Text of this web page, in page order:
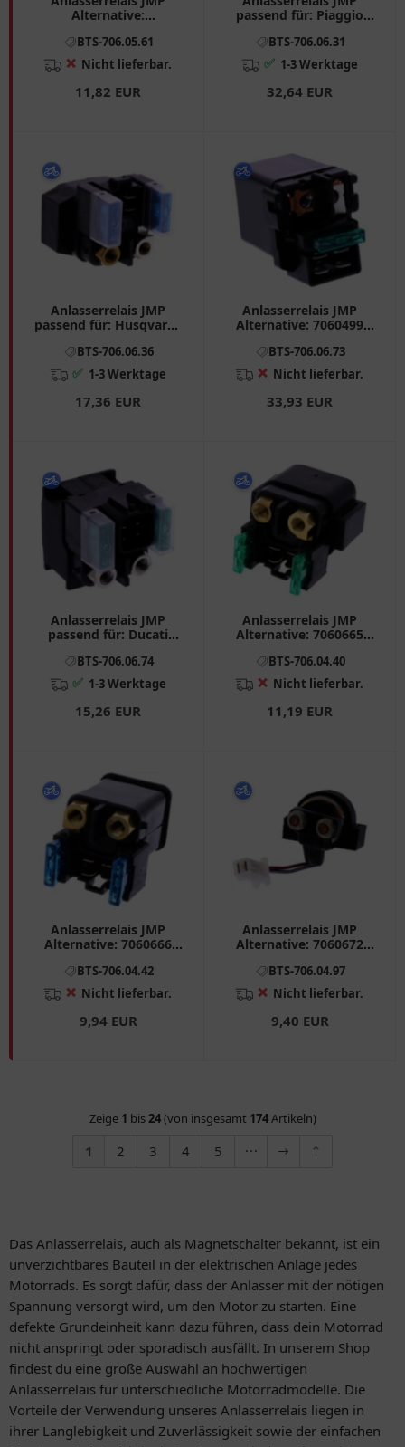
Alternative:
passend für: Moto Guzzi
V (35, 65, 50, 75), NTX, T3
BTS-706.05.61
❌ Nicht lieferbar.
11,82 EUR
passend für: Piaggio
Aprilia Tuono, RSV4, RS
BTS-706.06.31
✅ 1-3 Werktage
32,64 EUR
Anlasserrelais JMP
passend für: Husqvarna
Yamaha VP, YFZ, YP
BTS-706.06.36
✅ 1-3 Werktage
17,36 EUR
Anlasserrelais JMP
Alternative: 7060499
NC, XL
BTS-706.06.73
❌ Nicht lieferbar.
33,93 EUR
Anlasserrelais JMP
passend für: Ducati
Multistrada
BTS-706.06.74
✅ 1-3 Werktage
15,26 EUR
Anlasserrelais JMP
Alternative: 7060665
Vulcan, Ninja
BTS-706.04.40
❌ Nicht lieferbar.
11,19 EUR
Anlasserrelais JMP
Alternative: 7060666
BTS-706.04.42
❌ Nicht lieferbar.
9,94 EUR
Anlasserrelais JMP
Alternative: 7060672
Pegaso, Scarabeo,
Shiver
BTS-706.04.97
❌ Nicht lieferbar.
9,40 EUR
Zeige 1 bis24(von insgesamt 174Artikeln)
1 2 3 4 5
Das Anlasserrelais, auch als Magnetschalter bekannt, ist ein
unverzichtbares Bauteil in der elektrischen Anlage jedes
Motorrads. Es sorgt dafür, dass der Anlasser mit der nötigen
Spannung versorgt wird, um den Motor zu starten. Eine
defekte Grundeinheit kann dazu führen, dass dein Motorrad
nicht anspringt oder sporadisch ausfällt. In unserem Shop
findest du eine große Auswahl an hochwertigen
Anlasserrelais für unterschiedliche Motorradmodelle. Die
Vorteile der Verwendung unseres Anlasserrelais liegen in
ihrer Langlebigkeit und Zuverlässigkeit sowie der einfachen